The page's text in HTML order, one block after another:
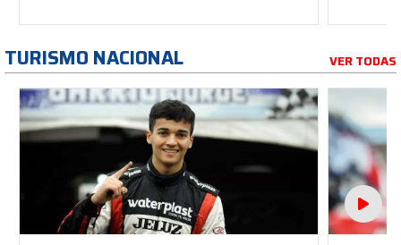
TURISMO NACIONAL VER TODAS